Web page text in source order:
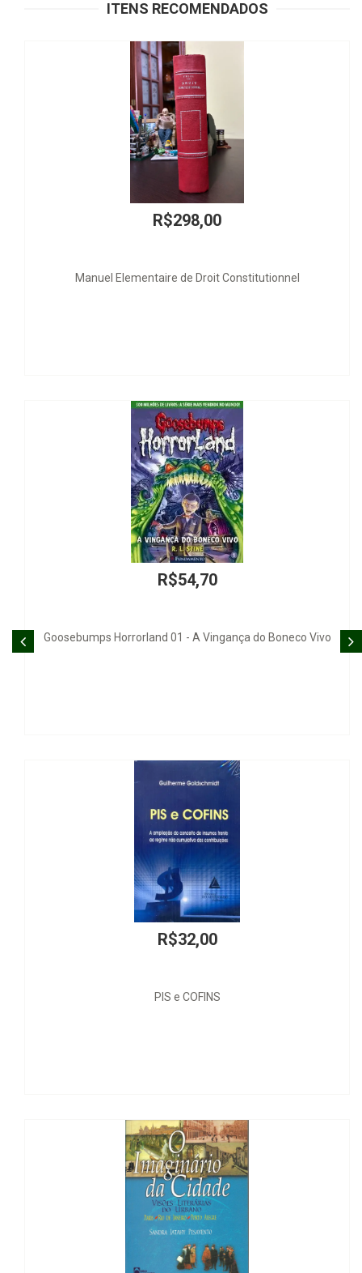
ITENS RECOMENDADOS
R$58,00
Justa Causa Testamentária
R$200,00
Bioética y Dignidad de la Persona
R$74,00
Revisão Constitucional - Aspectos Jurídicos, Políticos e